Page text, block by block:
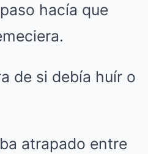
hacía que
de si debía huír o
atrapado entre